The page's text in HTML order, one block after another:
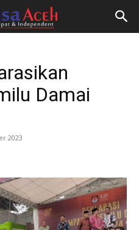
Damai
2023